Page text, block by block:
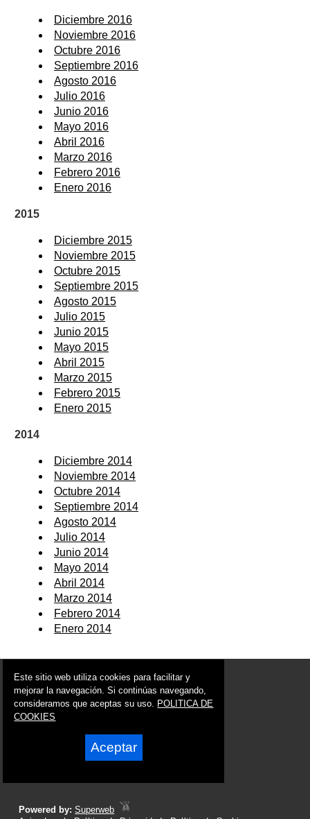
Diciembre 2016
Noviembre 2016
Octubre 2016
Septiembre 2016
Agosto 2016
Julio 2016
Junio 2016
Mayo 2016
Abril 2016
Marzo 2016
Febrero 2016
Enero 2016
2015
Diciembre 2015
Noviembre 2015
Octubre 2015
Septiembre 2015
Agosto 2015
Julio 2015
Junio 2015
Mayo 2015
Abril 2015
Marzo 2015
Febrero 2015
Enero 2015
2014
Diciembre 2014
Noviembre 2014
Octubre 2014
Septiembre 2014
Agosto 2014
Julio 2014
Junio 2014
Mayo 2014
Abril 2014
Marzo 2014
Febrero 2014
Enero 2014
© 2006 - 2026 Portal de Beniel Noticias
info@portaldebeniel.es
Síguenos en:
Powered by:Superweb
Este sitio web utiliza cookies para facilitar y
mejorar la navegación. Si continúas navegando,
consideramos que aceptas su uso. POLITICA DE
COOKIES
Aceptar